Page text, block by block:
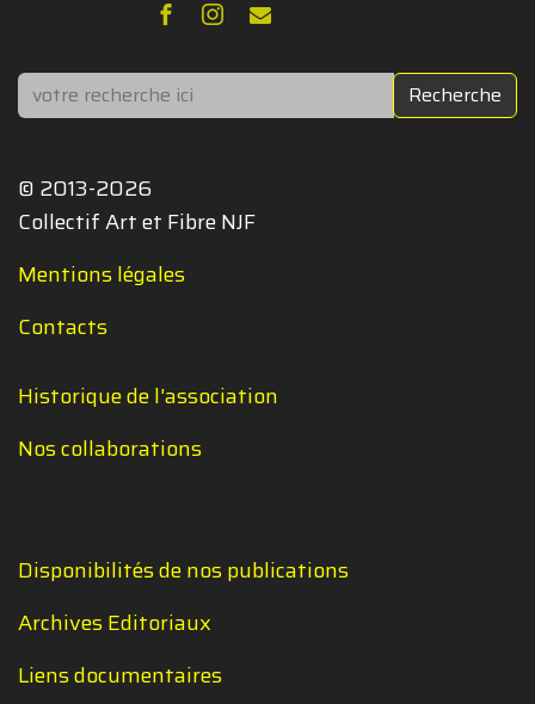
Rechercher Recherche
© 2013-2026
Collectif Art et Fibre NJF
Mentions légales
Contacts
Historique de l'association
Nos collaborations
Disponibilités de nos publications
Archives Editoriaux
Liens documentaires